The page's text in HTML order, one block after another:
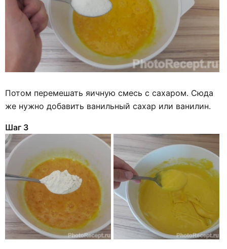
Потом перемешать яичную смесь с сахаром. Сюда
же нужно добавить ванильный сахар или ванилин.
Шаг 3